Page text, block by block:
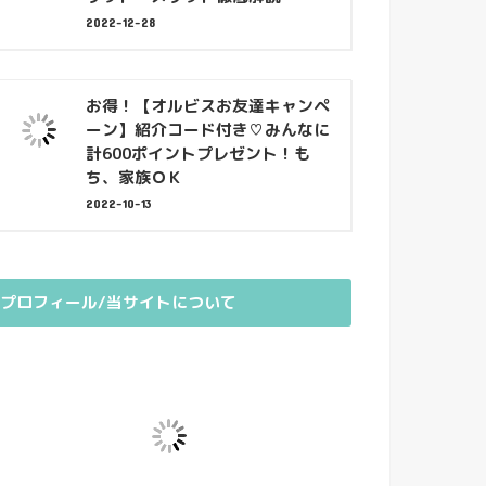
2022-12-28
お得！【オルビスお友達キャンペ
ーン】紹介コード付き♡みんなに
計600ポイントプレゼント！も
ち、家族ＯＫ
2022-10-13
プロフィール/当サイトについて